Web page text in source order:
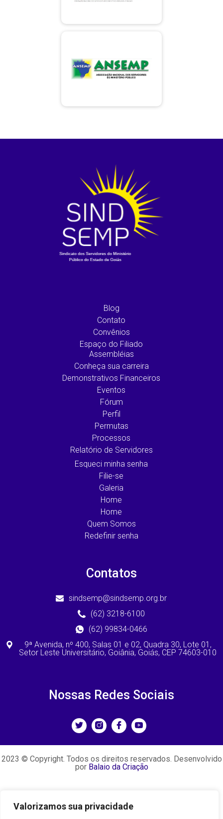
Valorizamos sua privacidade
Blog
Contato
Convênios
Espaço do Filiado
Assembléias
Conheça sua carreira
Demonstrativos Financeiros
Eventos
Fórum
Perfil
Permutas
Processos
Relatório de Servidores
Esqueci minha senha
Filie-se
Galeria
Home
Home
Quem Somos
Redefinir senha
Contatos
sindsemp@sindsemp.org.br
(62) 3218-6100
(62) 99834-0466
9ª Avenida, nº 400, Salas 01 e 02, Quadra 30, Lote 01,
Setor Leste Universitário, Goiânia, Goiás, CEP 74603-010
Nossas Redes Sociais
2023 © Copyright. Todos os direitos reservados. Desenvolvido
por Balaio da Criação